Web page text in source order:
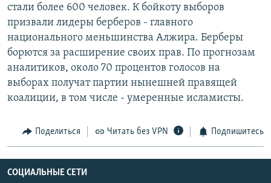
Все сайты РСЕ/РС
стали более 600 человек. К бойкоту выборов
призвали лидеры берберов - главного
национального меньшинства Алжира. Берберы
борются за расширение своих прав. По прогнозам
аналитиков, около 70 процентов голосов на
выборах получат партии нынешней правящей
коалиции, в том числе - умеренные исламисты.
Поделиться Читать без VPN Подпишитесь
СОЦИАЛЬНЫЕ СЕТИ